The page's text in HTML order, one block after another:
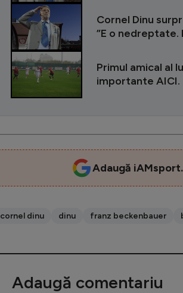
Cornel Dinu
”E o nedreptate.
Primul amical al
importante AICI.
Adaugă
cornel dinu dinu franz beckenbauer
Adaugă comentariu